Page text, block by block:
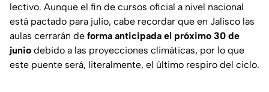
lectivo. Aunque el fin de cursos oficial a nivel nacional
está pactado para julio, cabe recordar que en Jalisco las
aulas cerrarán de forma anticipada el próximo 30 de
junio debido a las proyecciones climáticas, por lo que
este puente será, literalmente, el último respiro del ciclo.